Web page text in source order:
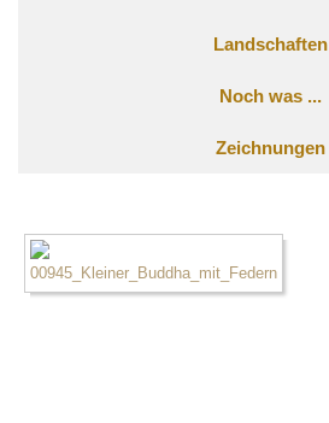
Landschaften
Noch was ...
Zeichnungen